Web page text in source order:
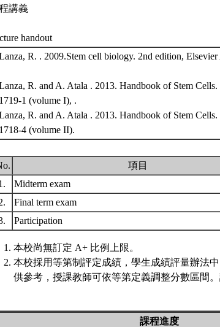
講義
handout
R. . 2009.Stem cell biology. 2nd edition,
R. and A. Atala . 2013. Handbook of Stem
1 (volume I), .
R. and A. Atala . 2013. Handbook of Stem
4 (volume II).
項目
Midterm exam
Final term exam
Participation
本校尚無訂定 A+ 比例上限。
本校採用等第制評定成績，學生成績評量辦法
供參考，授課教師可依等第定義調整分數區間
課程進度